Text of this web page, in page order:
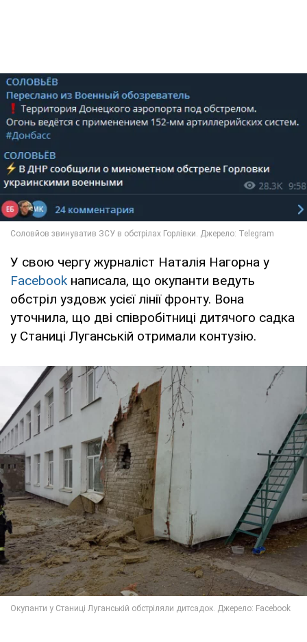
У свою чергу журналіст Наталія Нагорна у
Facebook написала, що окупанти ведуть
обстріл уздовж усієї лінії фронту. Вона
уточнила, що дві співробітниці дитячого садка
у Станиці Луганській отримали контузію.